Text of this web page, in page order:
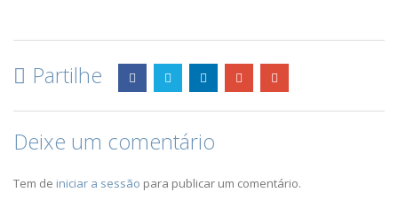
Partilhe
Deixe um comentário
Tem de iniciar a sessão para publicar um comentário.